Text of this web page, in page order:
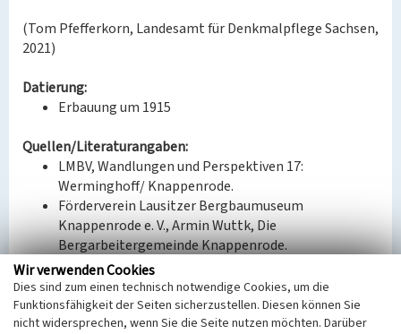
(Tom Pfefferkorn, Landesamt für Denkmalpflege Sachsen,
2021)
Datierung:
Erbauung um 1915
Quellen/Literaturangaben:
LMBV, Wandlungen und Perspektiven 17:
Werminghoff/ Knappenrode.
Förderverein Lausitzer Bergbaumuseum
Knappenrode e. V., Armin Wuttk, Die
Bergarbeitergemeinde Knappenrode.
LMBV, 90 Jahre Bergarbeitergemeinde
Knappenrode.
Bauherr / Auftraggeber:
Wir verwenden Cookies
Dies sind zum einen technisch notwendige Cookies, um die
Funktionsfähigkeit der Seiten sicherzustellen. Diesen können Sie
nicht widersprechen, wenn Sie die Seite nutzen möchten. Darüber